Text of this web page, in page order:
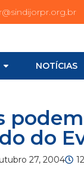
NOTÍCIAS
do
27, 2004